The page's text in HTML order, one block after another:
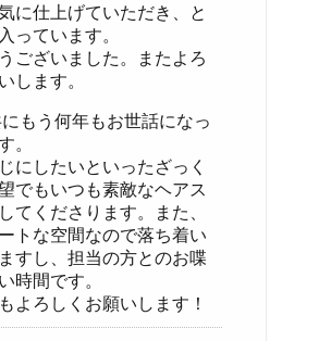
に仕上げていただき、と
っています。
ございました。またよろ
します。
もう何年もお世話になっ
。
にしたいといったざっく
でもいつも素敵なヘアス
てくださります。また、
トな空間なので落ち着い
すし、担当の方とのお喋
時間です。
よろしくお願いします！